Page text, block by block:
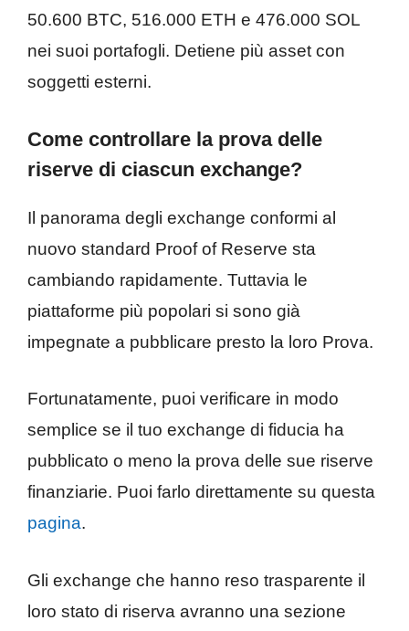
50.600 BTC, 516.000 ETH e 476.000 SOL
nei suoi portafogli. Detiene più asset con
soggetti esterni.
Come controllare la prova delle
riserve di ciascun exchange?
Il panorama degli exchange conformi al
nuovo standard Proof of Reserve sta
cambiando rapidamente. Tuttavia le
piattaforme più popolari si sono già
impegnate a pubblicare presto la loro Prova.
Fortunatamente, puoi verificare in modo
semplice se il tuo exchange di fiducia ha
pubblicato o meno la prova delle sue riserve
finanziarie. Puoi farlo direttamente su questa
pagina.
Gli exchange che hanno reso trasparente il
loro stato di riserva avranno una sezione